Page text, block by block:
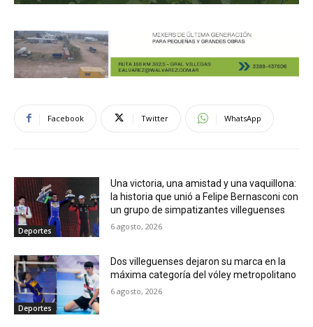
Facebook Twitter WhatsApp
Deportes
Una victoria, una amistad y una vaquillona:
la historia que unió a Felipe Bernasconi con
un grupo de simpatizantes villeguenses
6 agosto, 2026
Deportes
Dos villeguenses dejaron su marca en la
máxima categoría del vóley metropolitano
6 agosto, 2026